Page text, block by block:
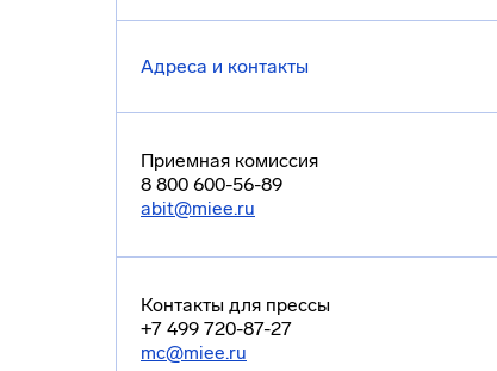
Адреса и контакты
Приемная комиссия
8 800 600-56-89
abit@miee.ru
Контакты для прессы
+7 499 720-87-27
mc@miee.ru